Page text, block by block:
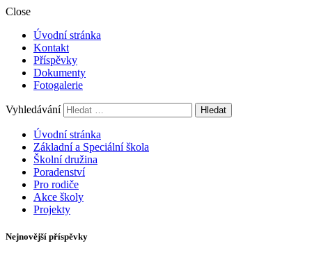
Close
Úvodní stránka
Kontakt
Příspěvky
Dokumenty
Fotogalerie
Vyhledávání
Úvodní stránka
Základní a Speciální škola
Školní družina
Poradenství
Pro rodiče
Akce školy
Projekty
Nejnovější příspěvky